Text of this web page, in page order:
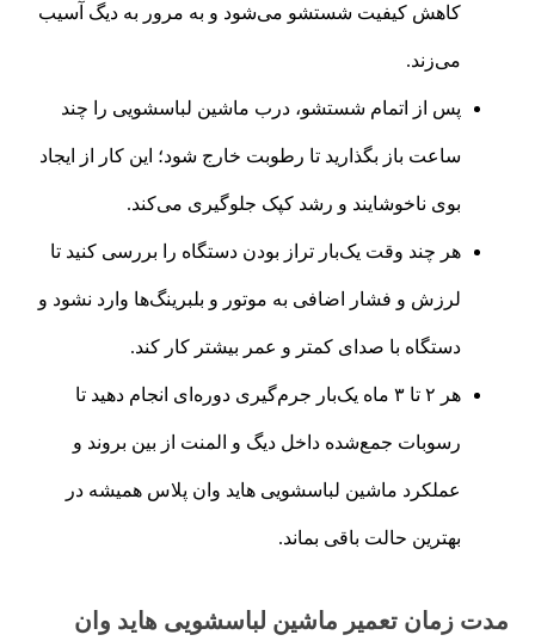
کاهش کیفیت شستشو می‌شود و به مرور به دیگ آسیب
می‌زند.
پس از اتمام شستشو، درب ماشین لباسشویی را چند
ساعت باز بگذارید تا رطوبت خارج شود؛ این کار از ایجاد
بوی ناخوشایند و رشد کپک جلوگیری می‌کند.
هر چند وقت یک‌بار تراز بودن دستگاه را بررسی کنید تا
لرزش و فشار اضافی به موتور و بلبرینگ‌ها وارد نشود و
دستگاه با صدای کمتر و عمر بیشتر کار کند.
هر ۲ تا ۳ ماه یک‌بار جرم‌گیری دوره‌ای انجام دهید تا
رسوبات جمع‌شده داخل دیگ و المنت از بین بروند و
عملکرد ماشین لباسشویی هاید وان پلاس همیشه در
بهترین حالت باقی بماند.
مدت زمان تعمیر ماشین لباسشویی هاید وان